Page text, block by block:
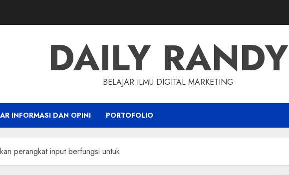
DAILY RANDY
BELAJAR ILMU DIGITAL MARKETING
INFORMASI DAN OPINI PORTOFOLIO
perangkat input berfungsi untuk